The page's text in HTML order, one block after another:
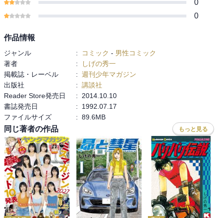
0
0
作品情報
ジャンル : コミック - 男性コミック
著者
:
しげの秀一
掲載誌・レーベル
: 週刊少年マガジン
出版社
: 講談社
Reader Store発売日
:
2014.10.10
書誌発売日
:
1992.07.17
ファイルサイズ
: 89.6MB
同じ著者の作品 もっと見る